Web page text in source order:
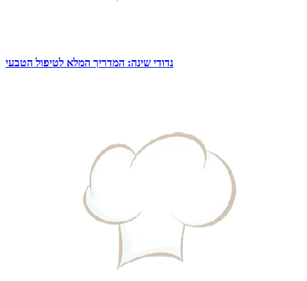
נדודי שינה: המדריך המלא לטיפול הטבעי